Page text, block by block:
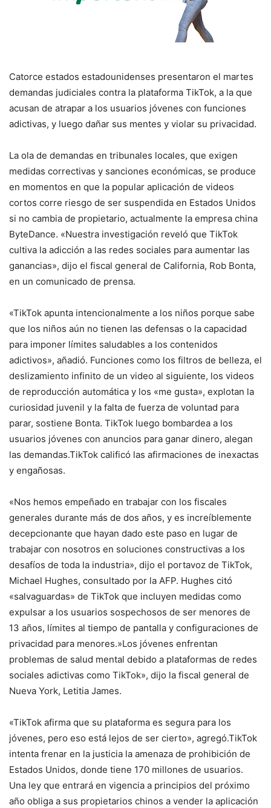
Catorce estados estadounidenses presentaron el martes
demandas judiciales contra la plataforma TikTok, a la que
acusan de atrapar a los usuarios jóvenes con funciones
adictivas, y luego dañar sus mentes y violar su privacidad.
La ola de demandas en tribunales locales, que exigen
medidas correctivas y sanciones económicas, se produce
en momentos en que la popular aplicación de videos
cortos corre riesgo de ser suspendida en Estados Unidos
si no cambia de propietario, actualmente la empresa china
ByteDance. «Nuestra investigación reveló que TikTok
cultiva la adicción a las redes sociales para aumentar las
ganancias», dijo el fiscal general de California, Rob Bonta,
en un comunicado de prensa.
«TikTok apunta intencionalmente a los niños porque sabe
que los niños aún no tienen las defensas o la capacidad
para imponer límites saludables a los contenidos
adictivos», añadió. Funciones como los filtros de belleza, el
deslizamiento infinito de un video al siguiente, los videos
de reproducción automática y los «me gusta», explotan la
curiosidad juvenil y la falta de fuerza de voluntad para
parar, sostiene Bonta. TikTok luego bombardea a los
usuarios jóvenes con anuncios para ganar dinero, alegan
las demandas.TikTok calificó las afirmaciones de inexactas
y engañosas.
«Nos hemos empeñado en trabajar con los fiscales
generales durante más de dos años, y es increíblemente
decepcionante que hayan dado este paso en lugar de
trabajar con nosotros en soluciones constructivas a los
desafíos de toda la industria», dijo el portavoz de TikTok,
Michael Hughes, consultado por la AFP. Hughes citó
«salvaguardas» de TikTok que incluyen medidas como
expulsar a los usuarios sospechosos de ser menores de
13 años, límites al tiempo de pantalla y configuraciones de
privacidad para menores.»Los jóvenes enfrentan
problemas de salud mental debido a plataformas de redes
sociales adictivas como TikTok», dijo la fiscal general de
Nueva York, Letitia James.
«TikTok afirma que su plataforma es segura para los
jóvenes, pero eso está lejos de ser cierto», agregó.TikTok
intenta frenar en la justicia la amenaza de prohibición de
Estados Unidos, donde tiene 170 millones de usuarios.
Una ley que entrará en vigencia a principios del próximo
año obliga a sus propietarios chinos a vender la aplicación